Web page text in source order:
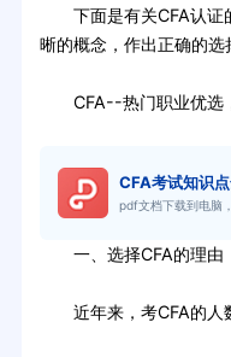
下面是有关CFA认证
晰的概念，作出正确的选
CFA--热门职业优选，
CFA考试知识
pdf文档下载到电脑
一、选择CFA的理由
近年来，考CFA的人